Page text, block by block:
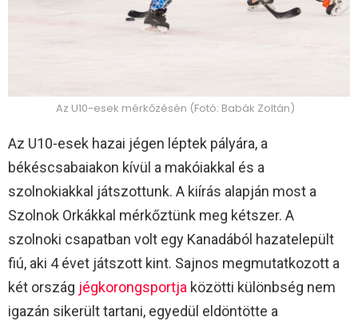
Az U10-esek mérkőzésén (Fotó: Babák Zoltán)
Az U10-esek hazai jégen léptek pályára, a
békéscsabaiakon kívül a makóiakkal és a
szolnokiakkal játszottunk. A kiírás alapján most a
Szolnok Orkákkal mérkőztünk meg kétszer. A
szolnoki csapatban volt egy Kanadából hazatelepült
fiú, aki 4 évet játszott kint. Sajnos megmutatkozott a
két ország jégkorongsportja közötti különbség nem
igazán sikerült tartani, egyedül eldöntötte a